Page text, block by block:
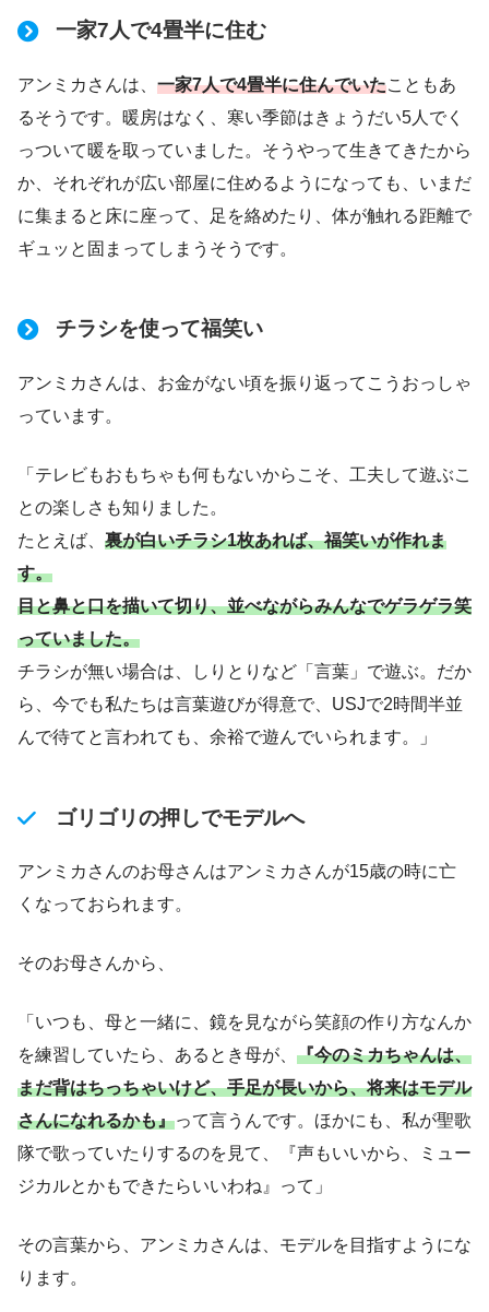
一家7人で4畳半に住む
アンミカさんは、 一家7人で4畳半に住んでいたこともあ
るそうです。暖房はなく、寒い季節はきょうだい5人でく
っついて暖を取っていました。そうやって生きてきたから
か、それぞれが広い部屋に住めるようになっても、いまだ
に集まると床に座って、足を絡めたり、体が触れる距離で
ギュッと固まってしまうそうです。
チラシを使って福笑い
アンミカさんは、お金がない頃を振り返ってこうおっしゃ
っています。
「テレビもおもちゃも何もないからこそ、工夫して遊ぶこ
との楽しさも知りました。
たとえば、 裏が白いチラシ1枚あれば、福笑いが作れま
す。
目と鼻と口を描いて切り、並べながらみんなでゲラゲラ笑
っていました。
チラシが無い場合は、しりとりなど「言葉」で遊ぶ。だか
ら、今でも私たちは言葉遊びが得意で、USJで2時間半並
んで待てと言われても、余裕で遊んでいられます。」
ゴリゴリの押しでモデルへ
アンミカさんのお母さんはアンミカさんが15歳の時に亡
くなっておられます。
そのお母さんから、
「いつも、母と一緒に、鏡を見ながら笑顔の作り方なんか
を練習していたら、あるとき母が、 『今のミカちゃんは、
まだ背はちっちゃいけど、手足が長いから、将来はモデル
さんになれるかも』って言うんです。ほかにも、私が聖歌
隊で歌っていたりするのを見て、『声もいいから、ミュー
ジカルとかもできたらいいわね』って」
その言葉から、アンミカさんは、モデルを目指すようにな
ります。